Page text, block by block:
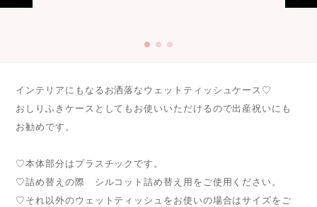
インテリアにもなるお洒落なウェットティッシュケース♡
おしりふきケースとしてもお使いいただけるので出産祝いにも
お勧めです。
♡本体部分はプラスチックです。
♡詰め替えの際 シルコット詰め替え用をご使用ください。
♡それ以外のウェットティッシュをお使いの場合はサイズをご